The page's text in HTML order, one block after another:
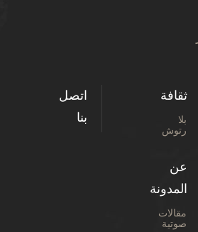
ثقافة
بلا
رتوش
عن
المدونة
مقالات
صوتية
اتصل
بنا